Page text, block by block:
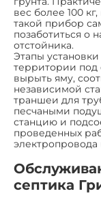
вес более 100
такой прибор
позаботиться о
отстойника.
Этапы
территории под
вырыть яму,
независимой
траншеи для
песчаными
станцию и
проведенных
электропровода
септика